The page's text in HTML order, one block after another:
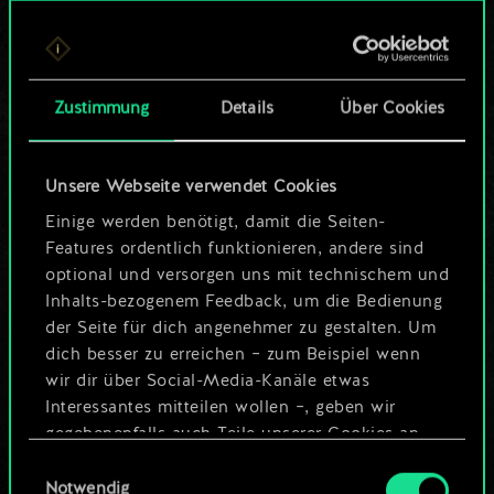
Zustimmung Details Über Cookies
Unsere Webseite verwendet Cookies
Einige werden benötigt, damit die Seiten-
Features ordentlich funktionieren, andere sind
optional und versorgen uns mit technischem und
Inhalts-bezogenem Feedback, um die Bedienung
der Seite für dich angenehmer zu gestalten. Um
dich besser zu erreichen – zum Beispiel wenn
wir dir über Social-Media-Kanäle etwas
Interessantes mitteilen wollen –, geben wir
gegebenenfalls auch Teile unserer Cookies an
Cookies erfordert allerdings deine Zustimmung.
Notwendig
Bis jetzt ist dies nur
ein geteilter Satz
Karten.
Wo es doch so viel
mehr sein kann!
Deck benennen und Leitfaden
Deck bearbeiten